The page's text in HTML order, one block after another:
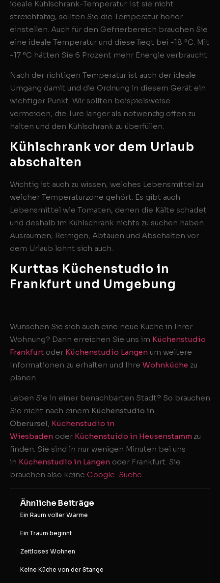
ideale Kühlschrank-Temperatur. Ist sie nicht
streichfähig, sollten Sie die Temperatur höher
einstellen. Auch für den Gefrierbereich brauchen Sie
eine ideale Temperatur und diese liegt bei -18 ºC. Mit
-17 ºC hätten Sie 6 Prozent mehr Energie verbraucht.
Nach der richtigen Temperatur ist auch der ideale
Umgang damit und die Ordnung in diesem Gerät ein
wichtiger Punkt. Wir sollten beispielsweise
vermeiden, die Türe länger als notwendig offen zu
halten und den Kühlschrank zu überfüllen.
Kühlschrank vor dem Urlaub
abschalten
Wichtig ist auch zu wissen, welches Lebensmittel zu
welcher Temperaturzone gehört. Es gibt auch
Lebensmittel wie Tomaten, denen die Kälte schadet
und deshalb im Kühlschrank nichts zu suchen haben.
Ausräumen, Reinigen, Abtauen und Abschalten vor
dem Urlaub lohnt sich auch.
Kurttas Küchenstudio in
Frankfurt und Umgebung
Wünschen Sie sich auch eine neue Küche in Ihrer
Wohnung? Dann erreichen Sie uns im Küchenstudio
Frankfurt oder Küchenstudio Langen um weitere
Informationen zu erhalten und Ihre Wohnküche zu
planen.
Leben Sie in einer benachbarten Stadt? So brauchen
Sie nicht nach einem Küchenstudio in
Oberursel, Küchenstudio in
Wiesbaden oder Küchenstuido in Heusenstamm zu
finden. Sie sind in nur wenigen Minuten bei uns
in Küchenstudio in Langen oder Frankfurt. Sie
brauchen also keine Google-Suche.
Ähnliche Beiträge
Ein Raum voller Wärme
Ein Traum beginnt
Zeitloses Wohnen
Keine Küche von der Stange